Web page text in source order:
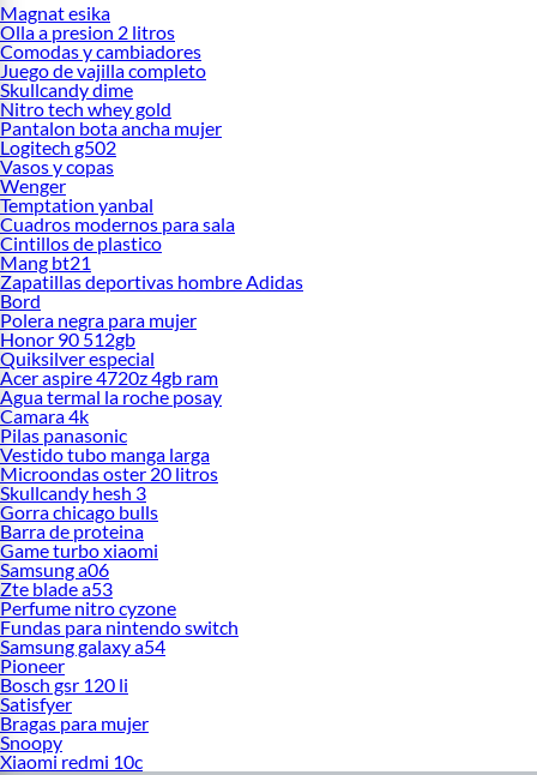
Magnat esika
Olla a presion 2 litros
Comodas y cambiadores
Juego de vajilla completo
Skullcandy dime
Nitro tech whey gold
Pantalon bota ancha mujer
Logitech g502
Vasos y copas
Wenger
Temptation yanbal
Cuadros modernos para sala
Cintillos de plastico
Mang bt21
Zapatillas deportivas hombre Adidas
Bord
Polera negra para mujer
Honor 90 512gb
Quiksilver especial
Acer aspire 4720z 4gb ram
Agua termal la roche posay
Camara 4k
Pilas panasonic
Vestido tubo manga larga
Microondas oster 20 litros
Skullcandy hesh 3
Gorra chicago bulls
Barra de proteina
Game turbo xiaomi
Samsung a06
Zte blade a53
Perfume nitro cyzone
Fundas para nintendo switch
Samsung galaxy a54
Pioneer
Bosch gsr 120 li
Satisfyer
Bragas para mujer
Snoopy
Xiaomi redmi 10c